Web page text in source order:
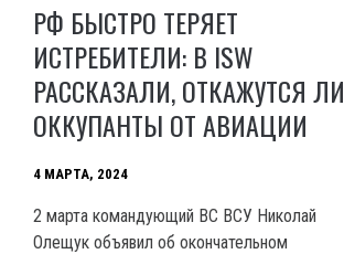
РФ БЫСТРО ТЕРЯЕТ
ИСТРЕБИТЕЛИ: В ISW
РАССКАЗАЛИ, ОТКАЖУТСЯ ЛИ
ОККУПАНТЫ ОТ АВИАЦИИ
4 МАРТА, 2024
2 марта командующий ВС ВСУ Николай
Олещук объявил об окончательном